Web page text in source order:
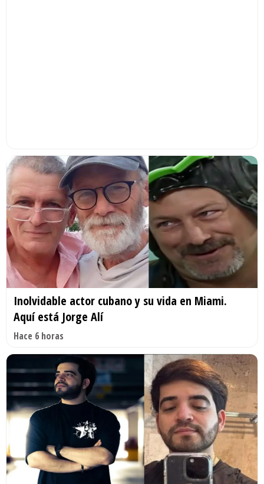
Inolvidable actor cubano y su vida en Miami.
Aquí está Jorge Alí
Hace 6 horas